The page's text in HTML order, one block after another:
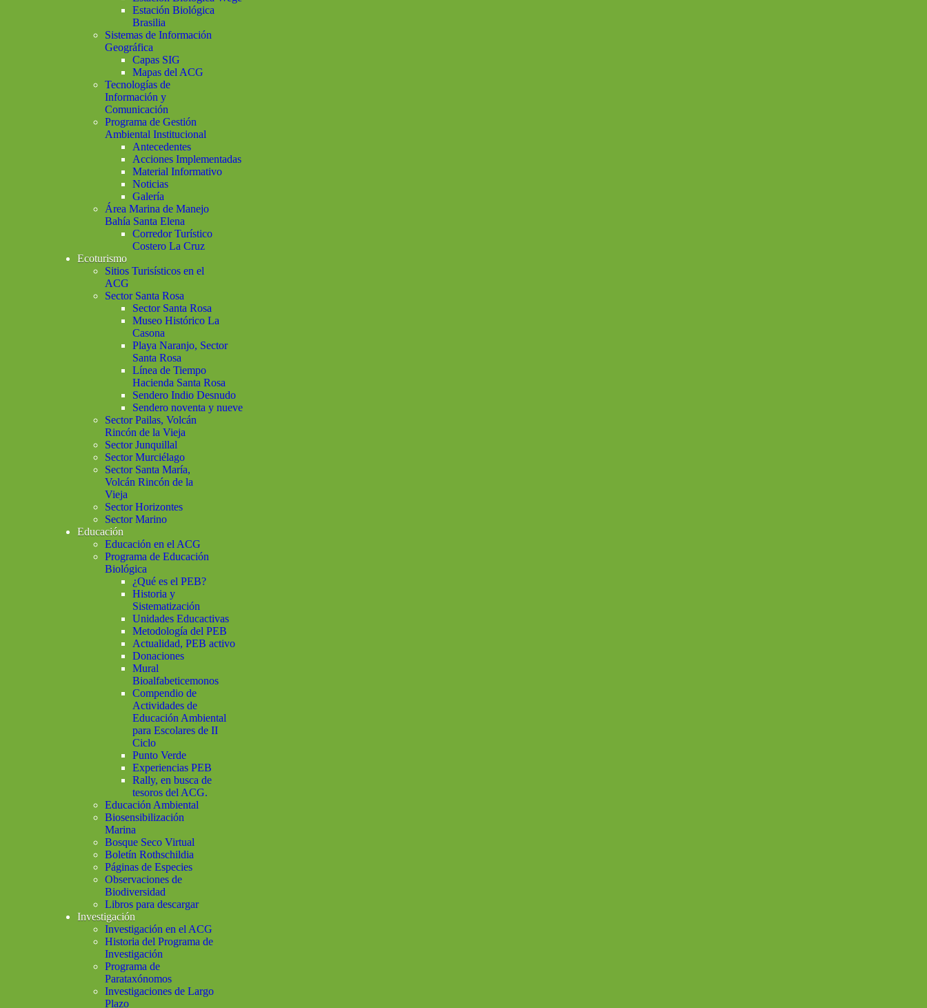
Estación Biológica
Brasilia
Sistemas de Información
Geográfica
Capas SIG
Mapas del ACG
Tecnologías de
Información y
Comunicación
Programa de Gestión
Ambiental Institucional
Antecedentes
Acciones Implementadas
Material Informativo
Noticias
Galería
Área Marina de Manejo
Bahía Santa Elena
Corredor Turístico
Costero La Cruz
Ecoturismo
Sitios Turisísticos en el
ACG
Sector Santa Rosa
Sector Santa Rosa
Museo Histórico La
Casona
Playa Naranjo, Sector
Santa Rosa
Línea de Tiempo
Hacienda Santa Rosa
Sendero Indio Desnudo
Sendero noventa y nueve
Sector Pailas, Volcán
Rincón de la Vieja
Sector Junquillal
Sector Murciélago
Sector Santa María,
Volcán Rincón de la
Vieja
Sector Horizontes
Sector Marino
Educación
Educación en el ACG
Programa de Educación
Biológica
¿Qué es el PEB?
Historia y
Sistematización
Unidades Educactivas
Metodología del PEB
Actualidad, PEB activo
Donaciones
Mural
Bioalfabeticemonos
Compendio de
Actividades de
Educación Ambiental
para Escolares de II
Ciclo
Punto Verde
Experiencias PEB
Rally, en busca de
tesoros del ACG.
Educación Ambiental
Biosensibilización
Marina
Bosque Seco Virtual
Boletín Rothschildia
Páginas de Especies
Observaciones de
Biodiversidad
Libros para descargar
Investigación
Investigación en el ACG
Historia del Programa de
Investigación
Programa de
Parataxónomos
Investigaciones de Largo
Plazo